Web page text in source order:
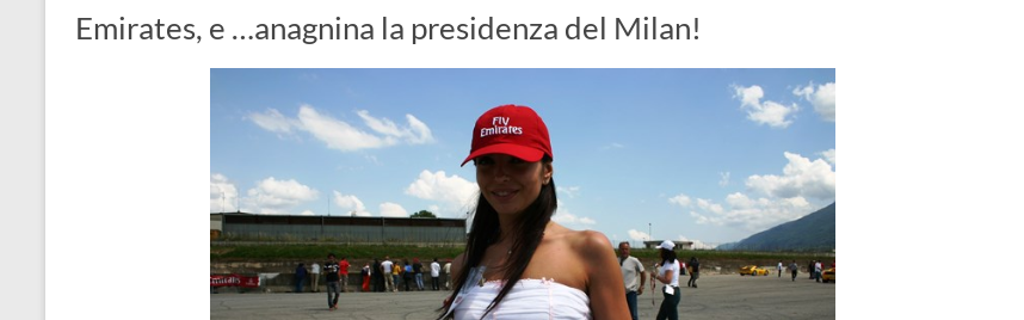
Emirates, e …anagnina la presidenza del Milan!